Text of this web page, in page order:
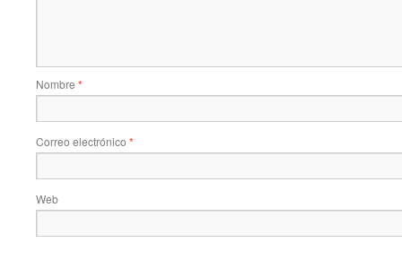
Nombre *
Correo electrónico *
Web